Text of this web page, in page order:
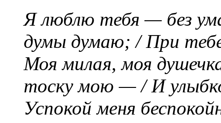
Я люблю тебя — без
думы думаю; / При
Моя милая, моя
тоску мою — / И
Успокой меня